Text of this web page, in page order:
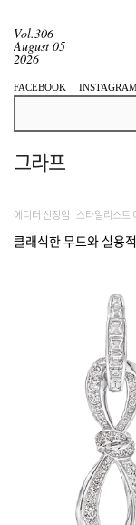
Vol.306
August 05
2026
FACEBOOK
그라프
에디터 신정임 | 스타일리스
클래식한 무드와 실용